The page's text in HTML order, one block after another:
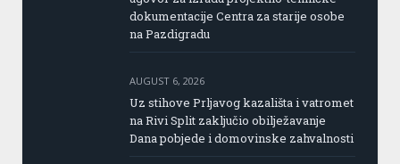
dokumentacije Centra za starije osobe
na Pazdigradu
AUGUST 6, 2026
Uz stihove Prljavog kazališta i vatromet
na Rivi Split zaključio obilježavanje
Dana pobjede i domovinske zahvalnosti